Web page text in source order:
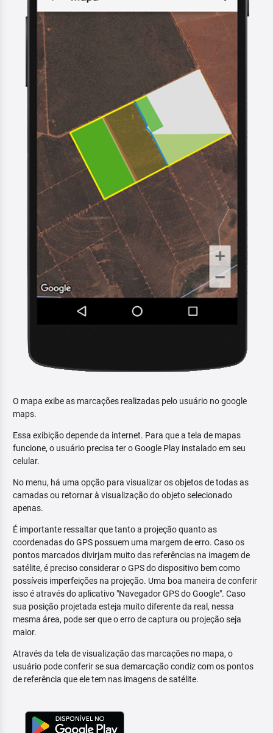
O mapa exibe as marcações realizadas pelo usuário no google
maps.
Essa exibição depende da internet. Para que a tela de mapas
funcione, o usuário precisa ter o Google Play instalado em seu
celular.
No menu, há uma opção para visualizar os objetos de todas as
camadas ou retornar à visualização do objeto selecionado
apenas.
É importante ressaltar que tanto a projeção quanto as
coordenadas do GPS possuem uma margem de erro. Caso os
pontos marcados divirjam muito das referências na imagem de
satélite, é preciso considerar o GPS do dispositivo bem como
possíveis imperfeições na projeção. Uma boa maneira de conferir
isso é através do aplicativo "Navegador GPS do Google". Caso
sua posição projetada esteja muito diferente da real, nessa
mesma área, pode ser que o erro de captura ou projeção seja
maior.
Através da tela de visualização das marcações no mapa, o
usuário pode conferir se sua demarcação condiz com os pontos
de referência que ele tem nas imagens de satélite.